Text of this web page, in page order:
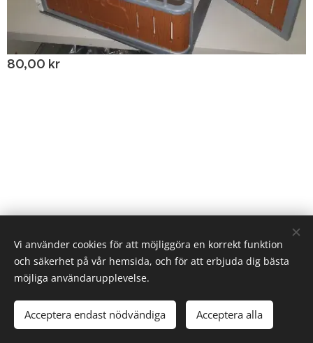
80,00 kr
Tillfälligt slut
© 2020 Birgitta Helm, Broestorp 1175, 289 93 Broby
Cookies
Vi använder cookies för att möjliggöra en korrekt funktion
och säkerhet på vår hemsida, och för att erbjuda dig bästa
möjliga användarupplevelse.
Acceptera endast nödvändiga Acceptera alla